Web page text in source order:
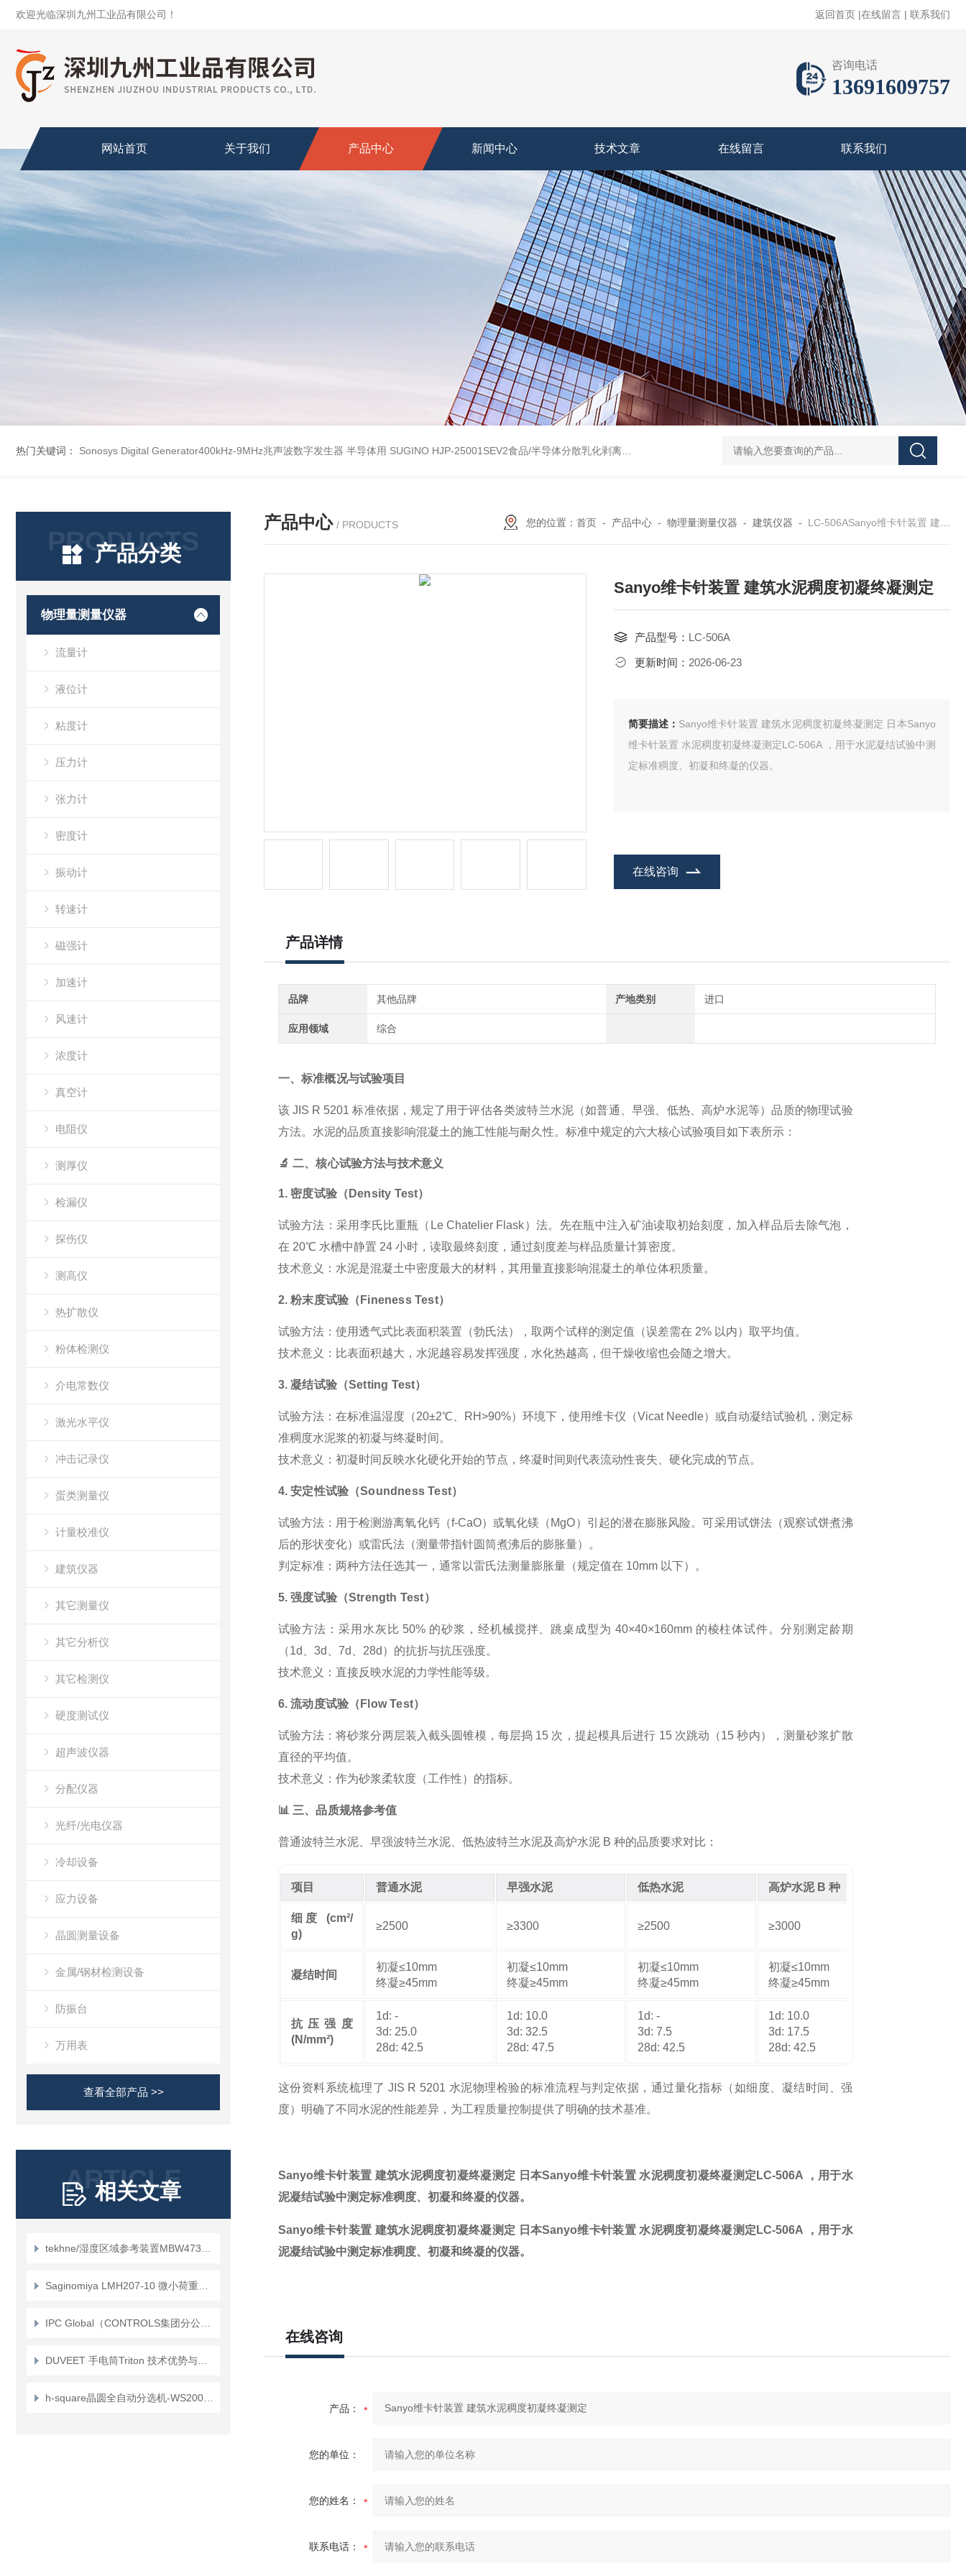
欢迎光临深圳九州工业品有限公司！ 返回首页 |在线留言 | 联系我们
咨询电话
13691609757
网站首页 关于我们 产品中心 新闻中心 技术文章 在线留言 联系我们
热门关键词： Sonosys Digital Generator400kHz-9MHz兆声波数字发生器 半导体用 SUGINO HJP-25001SEV2食品/半导体分散乳化剥离 湿法粉碎研磨机 HANTECH Auto Bar Coater韩国小型自动化涂布机 薄膜/金
PRODUCTS
产品分类
物理量测量仪器
流量计
液位计
粘度计
压力计
张力计
密度计
振动计
转速计
磁强计
加速计
风速计
浓度计
真空计
电阻仪
测厚仪
检漏仪
探伤仪
测高仪
热扩散仪
粉体检测仪
介电常数仪
激光水平仪
冲击记录仪
蛋类测量仪
计量校准仪
建筑仪器
其它测量仪
其它分析仪
其它检测仪
硬度测试仪
超声波仪器
分配仪器
光纤/光电仪器
冷却设备
应力设备
晶圆测量设备
金属/钢材检测设备
防振台
万用表
查看全部产品 >>
ARTICLE
相关文章
产品中心 / PRODUCTS 您的位置： 首页- 产品中心- 物理量测量仪器 - 建筑仪器 - LC-506ASanyo维卡针装置 建筑水泥稠度初凝终凝测定
Sanyo维卡针装置 建筑水泥稠度初凝终凝测定
产品型号： LC-506A
更新时间： 2026-06-23
简要描述： Sanyo维卡针装置 建筑水泥稠度初凝终凝测定 日本Sanyo
维卡针装置 水泥稠度初凝终凝测定LC-506A ，用于水泥凝结试验中测
定标准稠度、初凝和终凝的仪器。
在线咨询
产品详情
品牌 其他品牌 产地类别 进口
应用领域 综合
一、标准概况与试验项目
该 JIS R 5201 标准依据 ，规定了用于评估各类波特兰水泥（如普通、早强、低热、高炉水泥等）品质的物理试验
方法。水泥的品质直接影响混凝土的施工性能与耐久性。标准中规定的六大核心试验项目如下表所示：
🔬 二、核心试验方法与技术意义
1. 密度试验（Density Test）
试验方法 ：采用李氏比重瓶（Le Chatelier Flask）法。先在瓶中注入矿油读取初始刻度，加入样品后去除气泡，
在 20℃ 水槽中静置 24 小时，读取最终刻度，通过刻度差与样品质量计算密度。
技术意义 ：水泥是混凝土中密度最大的材料，其用量直接影响混凝土的单位体积质量。
2. 粉末度试验（Fineness Test）
试验方法：使用透气式比表面积装置（勃氏法），取两个试样的测定值（误差需在 2% 以内）取平均值。
技术意义 ：比表面积越大，水泥越容易发挥强度，水化热越高，但干燥收缩也会随之增大。
3. 凝结试验（Setting Test）
试验方法：在标准温湿度（20±2℃、RH>90%）环境下，使用维卡仪（Vicat Needle）或自动凝结试验机，测定标
准稠度水泥浆的初凝与终凝时间。
技术意义 ：初凝时间反映水化硬化开始的节点，终凝时间则代表流动性丧失、硬化完成的节点。
4. 安定性试验（Soundness Test）
试验方法：用于检测游离氧化钙（f-CaO）或氧化镁（MgO）引起的潜在膨胀风险。可采用试饼法 （观察试饼煮沸
后的形状变化）或雷氏法（测量带指针圆筒煮沸后的膨胀量）。
判定标准：两种方法任选其一，通常以雷氏法测量膨胀量（规定值在 10mm 以下）。
5. 强度试验（Strength Test）
试验方法 ：采用水灰比 50% 的砂浆，经机械搅拌、跳桌成型为 40×40×160mm 的棱柱体试件。分别测定龄期
（1d、3d、7d、28d）的抗折与抗压强度。
技术意义 ：直接反映水泥的力学性能等级。
6. 流动度试验（Flow Test）
试验方法 ：将砂浆分两层装入截头圆锥模，每层捣 15 次，提起模具后进行 15 次跳动（15 秒内），测量砂浆扩散
直径的平均值。
技术意义 ：作为砂浆柔软度（工作性）的指标。
📊 三、品质规格参考值
普通波特兰水泥、早强波特兰水泥、低热波特兰水泥及高炉水泥 B 种的品质要求对比：
项目 普通水泥 早强水泥 低热水泥 高炉水泥 B 种
细度 (cm²/
g)
≥2500 ≥3300 ≥2500 ≥3000
凝结时间
初凝≤10mm
终凝≥45mm
初凝≤10mm
终凝≥45mm
初凝≤10mm
终凝≥45mm
初凝≤10mm
终凝≥45mm
抗压强度
(N/mm²)
1d: -
3d: 25.0
28d: 42.5
1d: 10.0
3d: 32.5
28d: 47.5
1d: -
3d: 7.5
28d: 42.5
1d: 10.0
3d: 17.5
28d: 42.5
这份资料系统梳理了 JIS R 5201 水泥物理检验的标准流程与判定依据，通过量化指标（如细度、凝结时间、强
度）明确了不同水泥的性能差异，为工程质量控制提供了明确的技术基准。
Sanyo维卡针装置 建筑水泥稠度初凝终凝测定 日本Sanyo维卡针装置 水泥稠度初凝终凝测定 LC-506A ，用于水
泥凝结试验中测定标准稠度、初凝和终凝的仪器。
Sanyo维卡针装置 建筑水泥稠度初凝终凝测定 日本Sanyo维卡针装置 水泥稠度初凝终凝测定 LC-506A ，用于水
泥凝结试验中测定标准稠度、初凝和终凝的仪器。
在线咨询
产品：
您的单位：
您的姓名：
联系电话：